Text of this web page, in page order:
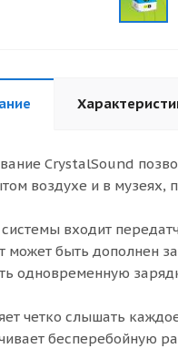
CrystalSound
воздухе и в музеях,
системы входит
может быть дополнен
одновременную
четко слышать
бесперебойную